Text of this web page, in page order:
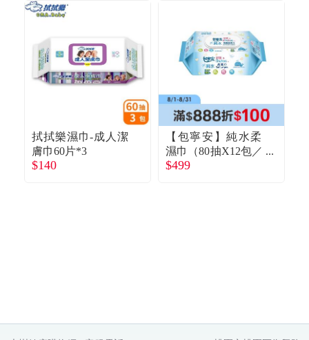
拭拭樂濕巾-成人潔
膚巾60片*3
$140
【包寧安】純水柔
濕巾（80抽X12包／
箱）廠商直送
$499